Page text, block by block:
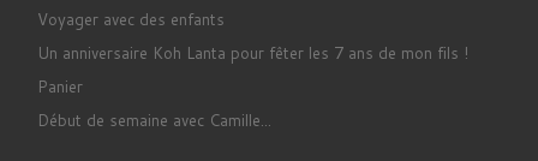
Voyager avec des enfants
Un anniversaire Koh Lanta pour fêter les 7 ans de mon fils !
Panier
Début de semaine avec Camille...